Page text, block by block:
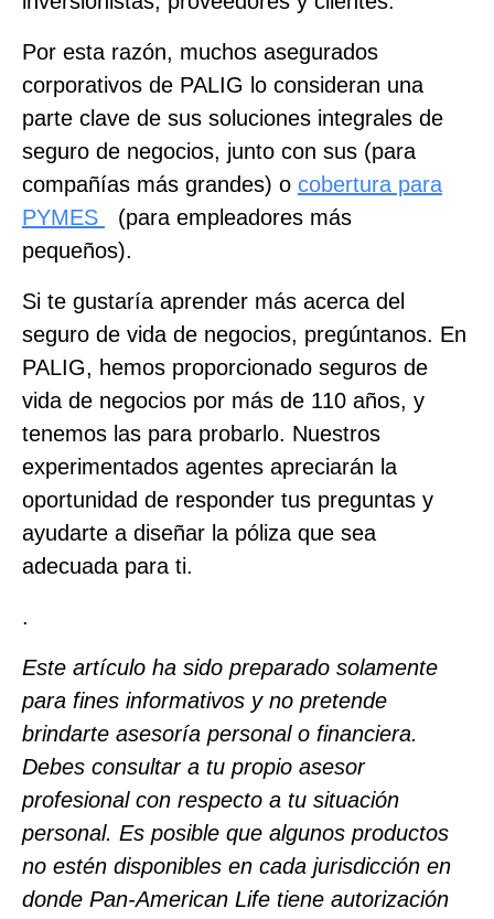
Por esta razón, muchos asegurados
corporativos de PALIG lo consideran una
parte clave de sus soluciones integrales de
seguro de negocios, junto con sus (para
compañías más grandes) o cobertura para
PYMES
(para empleadores más
pequeños).
Si te gustaría aprender más acerca del
seguro de vida de negocios, pregúntanos. En
PALIG, hemos proporcionado seguros de
vida de negocios por más de 110 años, y
tenemos las para probarlo. Nuestros
experimentados agentes apreciarán la
oportunidad de responder tus preguntas y
ayudarte a diseñar la póliza que sea
adecuada para ti.
.
Este artículo ha sido preparado solamente
para fines informativos y no pretende
brindarte asesoría personal o financiera.
Debes consultar a tu propio asesor
profesional con respecto a tu situación
personal. Es posible que algunos productos
no estén disponibles en cada jurisdicción en
donde Pan‑American Life tiene autorización